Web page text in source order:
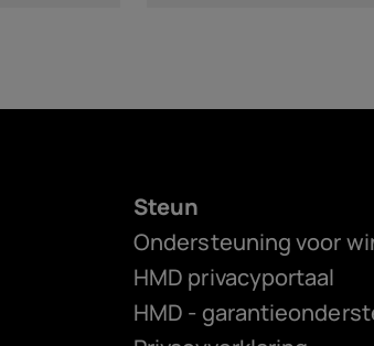
Steun
Ondersteuning voor
HMD privacyportaal
HMD -